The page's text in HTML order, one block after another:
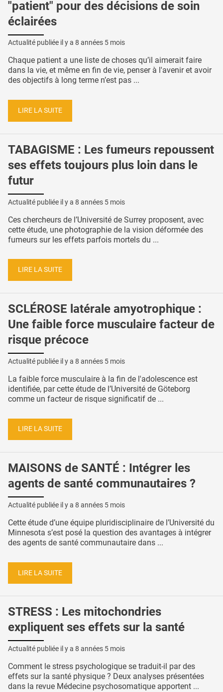
"patient" pour des décisions de soin
éclairées
Actualité publiée il y a 8 années 5 mois
Chaque patient a une liste de choses qu’il aimerait faire
dans la vie, et même en fin de vie, penser à l'avenir et avoir
des objectifs à long terme n’est pas ...
LIRE LA SUITE
TABAGISME : Les fumeurs repoussent
ses effets toujours plus loin dans le
futur
Actualité publiée il y a 8 années 5 mois
Ces chercheurs de l’Université de Surrey proposent, avec
cette étude, une photographie de la vision déformée des
fumeurs sur les effets parfois mortels du ...
LIRE LA SUITE
SCLÉROSE latérale amyotrophique :
Une faible force musculaire facteur de
risque précoce
Actualité publiée il y a 8 années 5 mois
La faible force musculaire à la fin de l'adolescence est
identifiée, par cette étude de l’Université de Göteborg
comme un facteur de risque significatif de ...
LIRE LA SUITE
MAISONS de SANTÉ : Intégrer les
agents de santé communautaires ?
Actualité publiée il y a 8 années 5 mois
Cette étude d’une équipe pluridisciplinaire de l’Université du
Minnesota s’est posé la question des avantages à intégrer
des agents de santé communautaire dans ...
LIRE LA SUITE
STRESS : Les mitochondries
expliquent ses effets sur la santé
Actualité publiée il y a 8 années 5 mois
Comment le stress psychologique se traduit-il par des
effets sur la santé physique ? Deux analyses présentées
dans la revue Médecine psychosomatique apportent ...